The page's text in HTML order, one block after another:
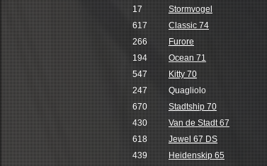
17
Stormvogel
617
Classic 74
266
Furore
194
Ocean 71
547
Kitty 70
247
Quagliolo
670
Stadtship 70
430
Van de Stadt 67
618
Jewel 67 DS
439
Heidenskip 65